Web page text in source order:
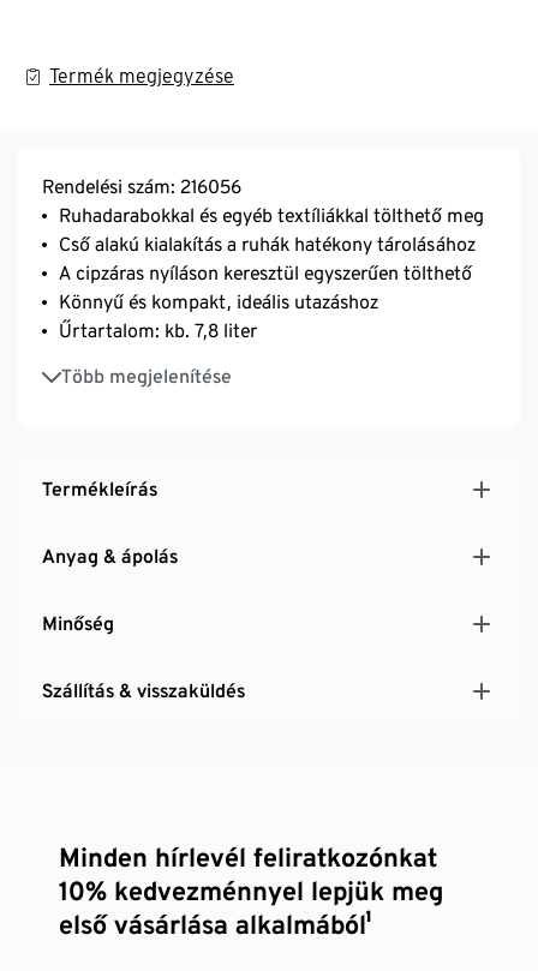
Termék megjegyzése
Rendelési szám: 216056
Ruhadarabokkal és egyéb textíliákkal tölthető meg
Cső alakú kialakítás a ruhák hatékony tárolásához
A cipzáras nyíláson keresztül egyszerűen tölthető
Könnyű és kompakt, ideális utazáshoz
Űrtartalom: kb. 7,8 liter
Több megjelenítése
Mosható huzat
Újrahasznosított anyaggal
Termékleírás
Anyag & ápolás
Minőség
Szállítás & visszaküldés
Minden hírlevél feliratkozónkat
10% kedvezménnyel lepjük meg
első vásárlása alkalmából¹